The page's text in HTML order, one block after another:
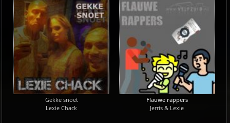
Gekke snoet
Lexie Chack
Flauwe rappers
Jerris & Lexie